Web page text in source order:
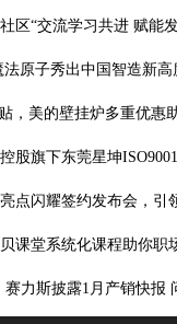
原子秀出中国智造新高
课堂系统化课程助你职